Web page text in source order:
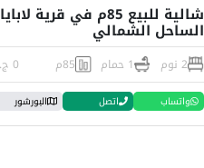
شالية للبيع 85م في قرية لابايا
الساحل الشمالي
2 نوم 1 حمام 85م 0 ج.م
واتساب اتصل البورشور